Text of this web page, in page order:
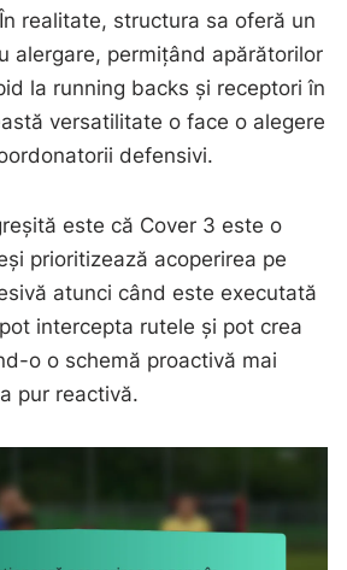
realitate, structura sa oferă un
alergare, permițând apărătorilor
la running backs și receptori în
versatilitate o face o alegere
defensivi.
este că Cover 3 este o
prioritizează acoperirea pe
atunci când este executată
intercepta rutele și pot crea
o o schemă proactivă mai
pur reactivă.